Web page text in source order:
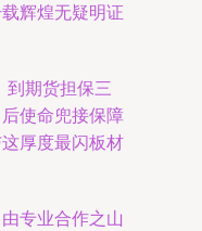
辉煌无疑明证
到期货担保三
使命兜接保障
厚度最闪板材
专业合作之山